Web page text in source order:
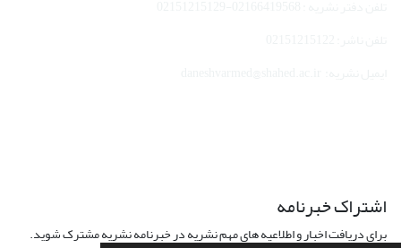
اشتراک خبرنامه
برای دریافت اخبار و اطلاعیه های مهم نشریه در خبرنامه نشریه مشترک شوید.